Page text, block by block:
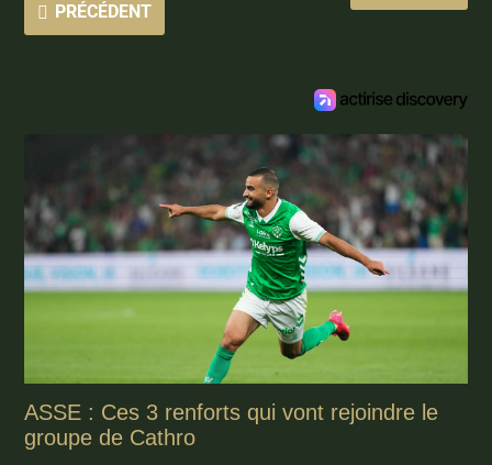
PRÉCÉDENT
ASSE : Ces 3 renforts qui vont rejoindre le
groupe de Cathro